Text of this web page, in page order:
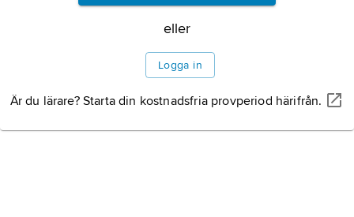
eller
Logga in
Är du lärare? Starta din kostnadsfria provperiod härifrån.